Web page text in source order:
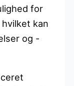
for
kan
og -